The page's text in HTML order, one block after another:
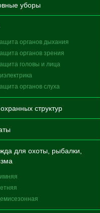
уборы
органов дыхания
органов зрения
головы и лица
органов слуха
структур
для охоты, рыбалки,